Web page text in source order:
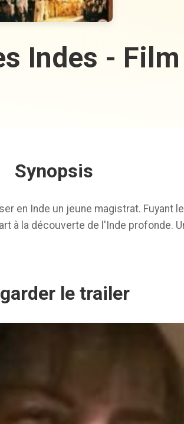
Indes -
Synopsis
en Inde un jeune magistrat. Fuyant
à la découverte de l'Inde profonde.
le trailer